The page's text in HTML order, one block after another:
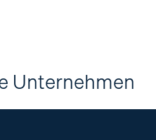
Unternehmen